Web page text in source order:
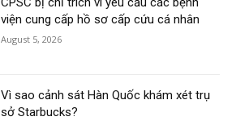
viện cung cấp hồ sơ cấp cứu cá nhân
August 5, 2026
Vì sao cảnh sát Hàn Quốc khám xét trụ
sở Starbucks?